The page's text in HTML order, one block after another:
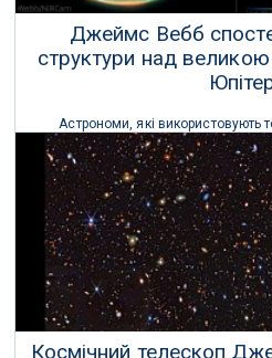
Джеймс Вебб
структури над
Астрономи, які
розкрили секрети забутої
Юпітера поблизу його
30 Червня
Космічний телескоп